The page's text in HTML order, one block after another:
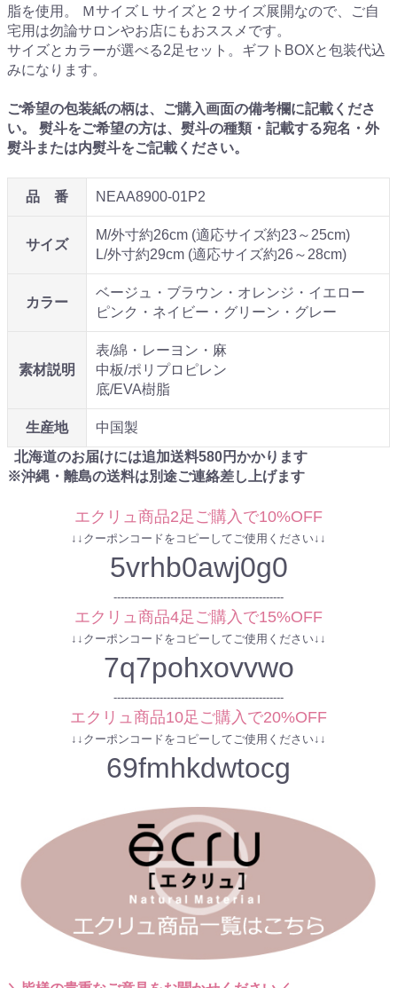
脂を使用。 ＭサイズＬサイズと２サイズ展開なので、ご自
宅用は勿論サロンやお店にもおススメです。
サイズとカラーが選べる2足セット。ギフトBOXと包装代込
みになります。
ご希望の包装紙の柄は、ご購入画面の備考欄に記載くださ
い。 熨斗をご希望の方は、熨斗の種類・記載する宛名・外
熨斗または内熨斗をご記載ください。
品 番 NEAA8900-01P2
サイズ
M/外寸約26cm (適応サイズ約23～25cm)
L/外寸約29cm (適応サイズ約26～28cm)
カラー
ベージュ・ブラウン・オレンジ・イエロー
ピンク・ネイビー・グリーン・グレー
素材説明
表/綿・レーヨン・麻
中板/ポリプロピレン
底/EVA樹脂
生産地
中国製
北海道のお届けには追加送料580円かかります
※沖縄・離島の送料は別途ご連絡差し上げます
エクリュ商品2足ご購入で10%OFF
↓↓クーポンコードをコピーしてご使用ください↓↓
5vrhb0awj0g0
------------------------------------------------
エクリュ商品4足ご購入で15%OFF
↓↓クーポンコードをコピーしてご使用ください↓↓
7q7pohxovvwo
------------------------------------------------
エクリュ商品10足ご購入で20%OFF
↓↓クーポンコードをコピーしてご使用ください↓↓
69fmhkdwtocg